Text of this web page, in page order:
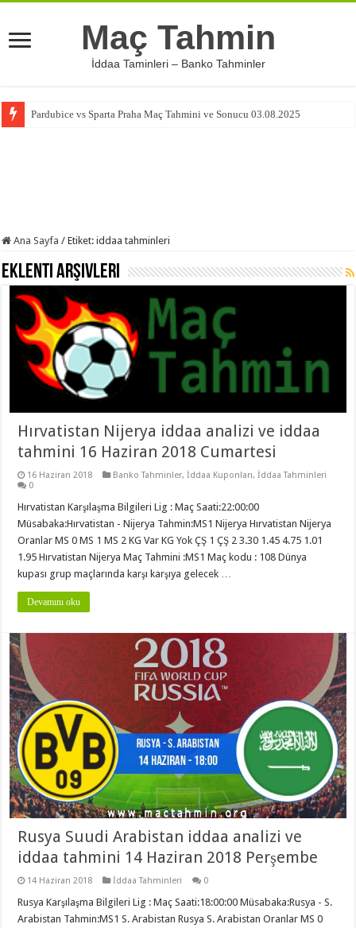
Maç Tahmin
İddaa Taminleri – Banko Tahminler
Pardubice vs Sparta Praha Maç Tahmini ve Sonucu 03.08.2025
Ana Sayfa / Etiket:iddaa tahminleri
Eklenti Arşivleri
Hırvatistan Nijerya iddaa analizi ve iddaa
tahmini 16 Haziran 2018 Cumartesi
16 Haziran 2018 Banko Tahminler,İddaa Kuponları,İddaa Tahminleri
0
Hırvatistan Karşılaşma Bilgileri Lig : Maç Saati:22:00:00
Müsabaka:Hırvatistan - Nijerya Tahmin:MS1 Nijerya Hırvatistan Nijerya
Oranlar MS 0 MS 1 MS 2 KG Var KG Yok ÇŞ 1 ÇŞ 2 3.30 1.45 4.75 1.01
1.95 Hırvatistan Nijerya Maç Tahmini :MS1 Maç kodu : 108 Dünya
kupası grup maçlarında karşı karşıya gelecek …
Devamını oku
Rusya Suudi Arabistan iddaa analizi ve
iddaa tahmini 14 Haziran 2018 Perşembe
14 Haziran 2018 İddaa Tahminleri 0
Rusya Karşılaşma Bilgileri Lig : Maç Saati:18:00:00 Müsabaka:Rusya - S.
Arabistan Tahmin:MS1 S. Arabistan Rusya S. Arabistan Oranlar MS 0